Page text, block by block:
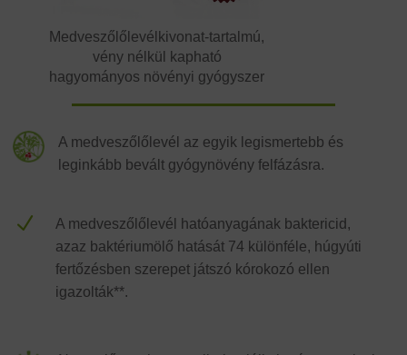
Medveszőlőlevél­kivonat-tartalmú,
vény nélkül kapható
hagyományos növényi gyógyszer
A medveszőlőlevél az egyik legismertebb és
leginkább bevált gyógynövény felfázásra.
N
A medveszőlőlevél hatóanyagának baktericid,
azaz baktériumölő hatását 74 különféle, húgyúti
fertőzésben szerepet játszó kórokozó ellen
igazolták**.